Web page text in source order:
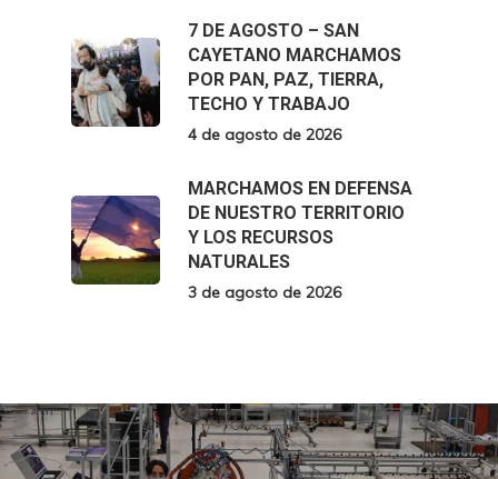
7 DE AGOSTO – SAN
CAYETANO MARCHAMOS
POR PAN, PAZ, TIERRA,
TECHO Y TRABAJO
4 de agosto de 2026
MARCHAMOS EN DEFENSA
DE NUESTRO TERRITORIO
Y LOS RECURSOS
NATURALES
3 de agosto de 2026